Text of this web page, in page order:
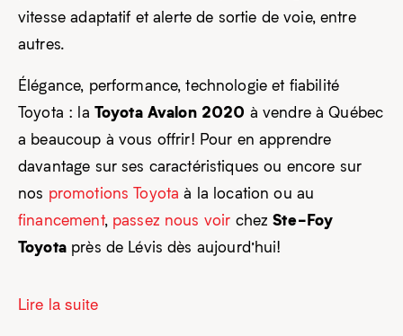
vitesse adaptatif et alerte de sortie de voie, entre
autres.
Élégance, performance, technologie et fiabilité
Toyota : la Toyota Avalon 2020 à vendre à Québec
a beaucoup à vous offrir! Pour en apprendre
davantage sur ses caractéristiques ou encore sur
nos promotions Toyota à la location ou au
financement, passez nous voir chezSte-Foy
Toyotaprès de Lévis dès aujourd’hui!
Lire la suite